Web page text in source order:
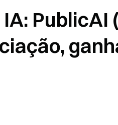
PublicAI